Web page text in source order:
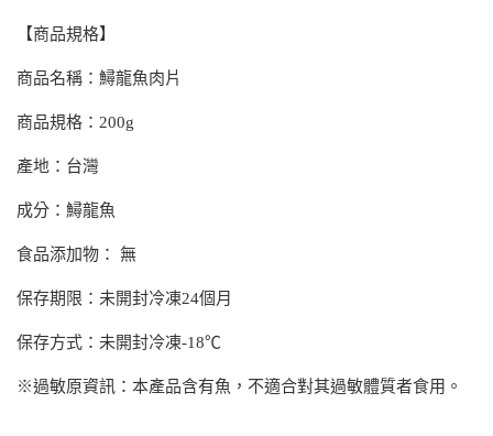
【商品規格】
商品名稱：鱘龍魚肉片
商品規格：200g
產地：台灣
成分：鱘龍魚
食品添加物： 無
保存期限：未開封冷凍24個月
保存方式：未開封冷凍-18℃
※過敏原資訊：本產品含有魚，不適合對其過敏體質者食用。